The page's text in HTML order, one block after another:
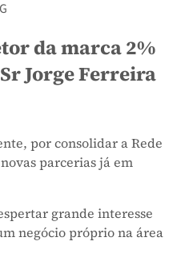
da marca 2%
Jorge Ferreira
por consolidar a Rede
parcerias já em
grande interesse
negócio próprio na área